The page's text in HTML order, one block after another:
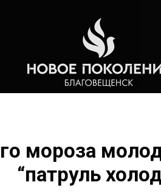
мороза
“патруль